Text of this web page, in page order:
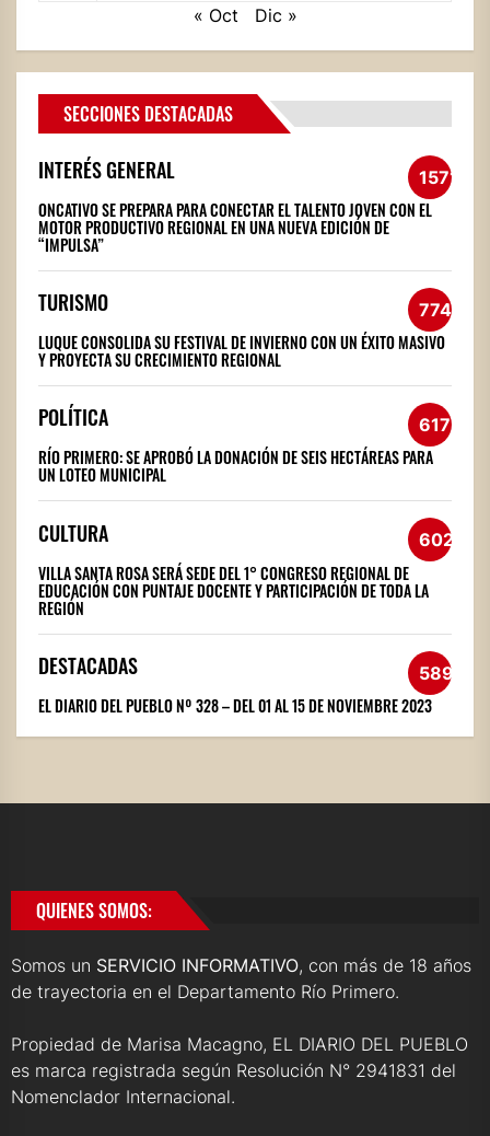
« Oct
Dic »
SECCIONES DESTACADAS
INTERÉS GENERAL 1571
ONCATIVO SE PREPARA PARA CONECTAR EL TALENTO JOVEN CON EL
MOTOR PRODUCTIVO REGIONAL EN UNA NUEVA EDICIÓN DE
“IMPULSA”
TURISMO 774
LUQUE CONSOLIDA SU FESTIVAL DE INVIERNO CON UN ÉXITO MASIVO
Y PROYECTA SU CRECIMIENTO REGIONAL
POLÍTICA 617
RÍO PRIMERO: SE APROBÓ LA DONACIÓN DE SEIS HECTÁREAS PARA
UN LOTEO MUNICIPAL
CULTURA 602
VILLA SANTA ROSA SERÁ SEDE DEL 1° CONGRESO REGIONAL DE
EDUCACIÓN CON PUNTAJE DOCENTE Y PARTICIPACIÓN DE TODA LA
REGIÓN
DESTACADAS 589
EL DIARIO DEL PUEBLO Nº 328 – DEL 01 AL 15 DE NOVIEMBRE 2023
QUIENES SOMOS:
Somos un SERVICIO INFORMATIVO, con más de 18 años
de trayectoria en el Departamento Río Primero.
Propiedad de Marisa Macagno, EL DIARIO DEL PUEBLO
es marca registrada según Resolución N° 2941831 del
Nomenclador Internacional.